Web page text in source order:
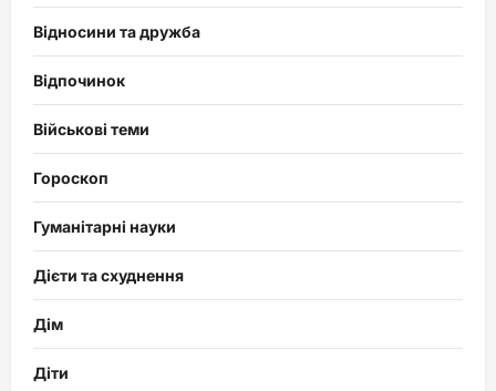
Відносини та дружба
Відпочинок
Військові теми
Гороскоп
Гуманітарні науки
Дієти та схуднення
Дім
Діти